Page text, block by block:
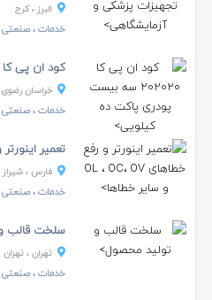
البرز ، کرج
خدمات، صنعتی
خراسان رضوی
خدمات، صنعتی
فارس، شیراز
خدمات، صنعتی
سلخت قالب
تهران، تهران
خدمات، صنعتی